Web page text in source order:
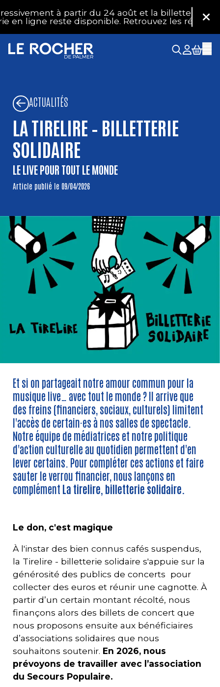
à partir du 24 août et la billetterie physique
reste disponible. Retrouvez les réponses à
ACTUALITÉS
LA TIRELIRE – BILLETTERIE
SOLIDAIRE
LE LIVE POUR TOUT LE MONDE
Article publié le 09/04/2026
Et si on partageait notre amour commun pour la
musique live… avec tout le monde ? Il arrive que
des freins (financiers, sociaux, culturels) limitent
l'accès de certain·es à nos salles de spectacle.
Notre équipe de médiatrices et notre politique
d'action culturelle au quotidien permettent d'en
lever certains. Pour compléter ces actions et faire
sauter le verrou financier, nous lançons en
complément La tirelire, billetterie solidaire.
Le don, c'est magique
À l'instar des bien connus cafés suspendus,
la Tirelire - billetterie solidaire s'appuie sur la
générosité des publics de concerts pour
collecter des euros et réunir une cagnotte. À
partir d’un certain montant récolté, nous
finançons alors des billets de concert que
nous proposons ensuite aux bénéficiaires
d’associations solidaires que nous
souhaitons soutenir. En 2026, nous
prévoyons de travailler avec l’association
du Secours Populaire.